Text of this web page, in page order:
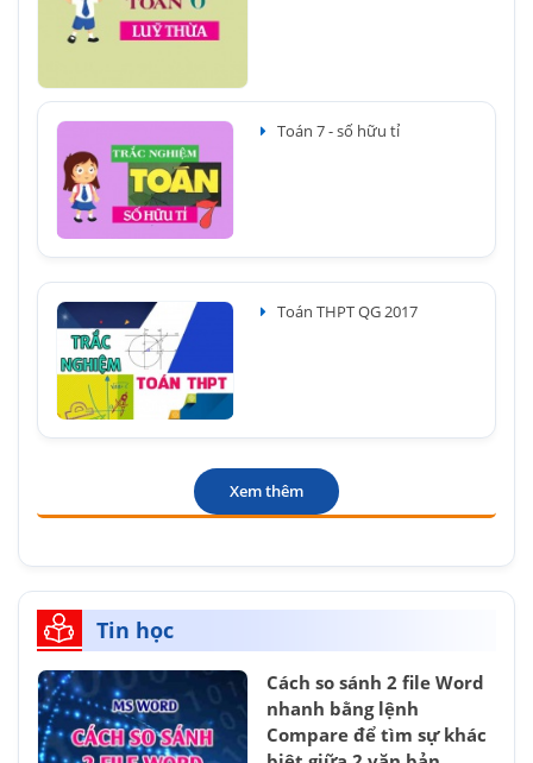
Toán 7 - số hữu tỉ
Toán THPT QG 2017
Xem thêm
Tin học
Cách so sánh 2 file Word
nhanh bằng lệnh
Compare để tìm sự khác